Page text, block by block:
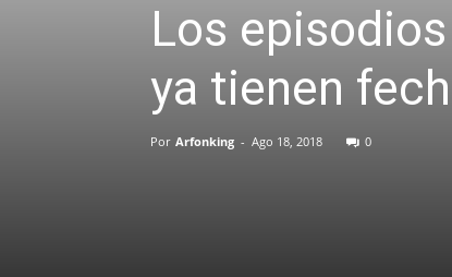
Los
ya tienen
Por Arfonking - Ago 18, 2018 0